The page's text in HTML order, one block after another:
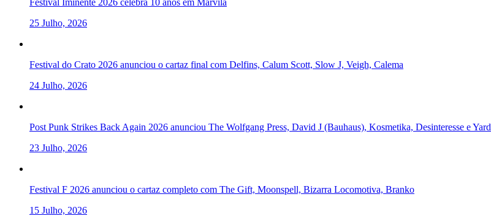
25 Julho, 2026
Festival do Crato 2026 anunciou o cartaz final com Delfins, Calum Scott, Slow J, Veigh, Calema
24 Julho, 2026
Post Punk Strikes Back Again 2026 anunciou The Wolfgang Press, David J (Bauhaus), Kosmetika, Desinteresse e Yard
23 Julho, 2026
Festival F 2026 anunciou o cartaz completo com The Gift, Moonspell, Bizarra Locomotiva, Branko
15 Julho, 2026